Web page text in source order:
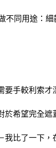
不同用途：
手較利索
希望完全遮
我比了一下